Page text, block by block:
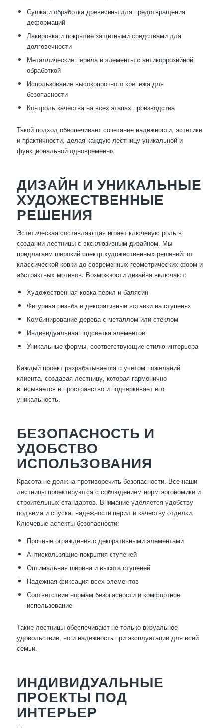
Сушка и обработка древесины для предотвращения
деформаций
Лакировка и покрытие защитными средствами для
долговечности
Металлические перила и элементы с антикоррозийной
обработкой
Использование высокопрочного крепежа для
безопасности
Контроль качества на всех этапах производства
Такой подход обеспечивает сочетание надежности, эстетики
и практичности, делая каждую лестницу уникальной и
функциональной одновременно.
ДИЗАЙН И УНИКАЛЬНЫЕ
ХУДОЖЕСТВЕННЫЕ
РЕШЕНИЯ
Эстетическая составляющая играет ключевую роль в
создании лестницы с эксклюзивным дизайном. Мы
предлагаем широкий спектр художественных решений: от
классической ковки до современных геометрических форм и
абстрактных мотивов. Возможности дизайна включают:
Художественная ковка перил и балясин
Фигурная резьба и декоративные вставки на ступенях
Комбинирование дерева с металлом или стеклом
Индивидуальная подсветка элементов
Уникальные формы, соответствующие стилю интерьера
Каждый проект разрабатывается с учетом пожеланий
клиента, создавая лестницу, которая гармонично
вписывается в пространство и подчеркивает его
уникальность.
БЕЗОПАСНОСТЬ И
УДОБСТВО
ИСПОЛЬЗОВАНИЯ
Красота не должна противоречить безопасности. Все наши
лестницы проектируются с соблюдением норм эргономики и
строительных стандартов. Внимание уделяется удобству
подъема и спуска, надежности перил и качеству отделки.
Ключевые аспекты безопасности:
Прочные ограждения с декоративными элементами
Антискользящие покрытия ступеней
Оптимальная ширина и высота ступеней
Надежная фиксация всех элементов
Соответствие нормам безопасности и комфортное
использование
Такие лестницы обеспечивают не только визуальное
удовольствие, но и надежность при эксплуатации для всей
семьи.
ИНДИВИДУАЛЬНЫЕ
ПРОЕКТЫ ПОД
ИНТЕРЬЕР